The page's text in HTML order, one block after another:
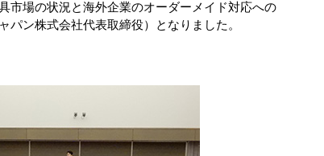
場の状況と海外企業のオーダーメイド対応への
ン株式会社代表取締役）となりました。